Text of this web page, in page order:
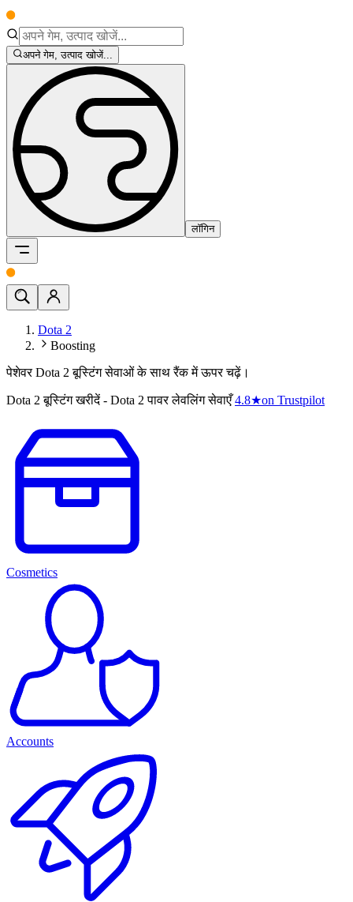
अपने गेम, उत्पाद खोजें...
लॉगिन
Dota 2
Boosting
पेशेवर Dota 2 बूस्टिंग सेवाओं के साथ रैंक में ऊपर चढ़ें।
Dota 2 बूस्टिंग खरीदें - Dota 2 पावर लेवलिंग सेवाएँ 4.8★on Trustpilot
Cosmetics
Accounts